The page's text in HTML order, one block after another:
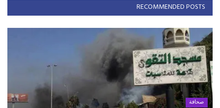
RECOMMENDED POSTS
صحافة